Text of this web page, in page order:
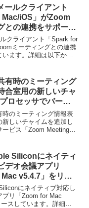
ールクライアント
Mac/iOS」がZoom
との連携をサポー
クライアント「Spark for
ミーティングとの連携
います。詳細は以下か
有時のミーティング
合室用の新しいチャ
ロセッサでバーチ
作しない問題を修正
議サービス「Zoom
v5.0.3」がリリ
時のミーティング情報表
しいチャイムを追加し
ービス「Zoom Meeting
Siliconにネイティ
デオ会議アプリ
Mac v5.4.7」をリリ
にネイティブ対応し
プリ「Zoom for Mac
スしています。詳細は